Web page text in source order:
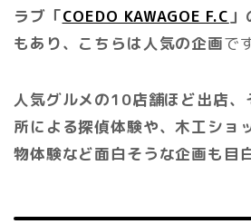
ラブ「COEDO KAWAGOE F.C
もあり、こちらは人気の企画で
人気グルメの10店舗ほど出店、
所による探偵体験や、木工ショ
物体験など面白そうな企画も目